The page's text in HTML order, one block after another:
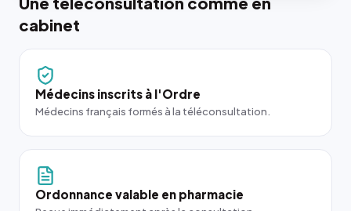
cabinet
Médecins inscrits à l'Ordre
Médecins français formés à la téléconsultation.
Ordonnance valable en pharmacie